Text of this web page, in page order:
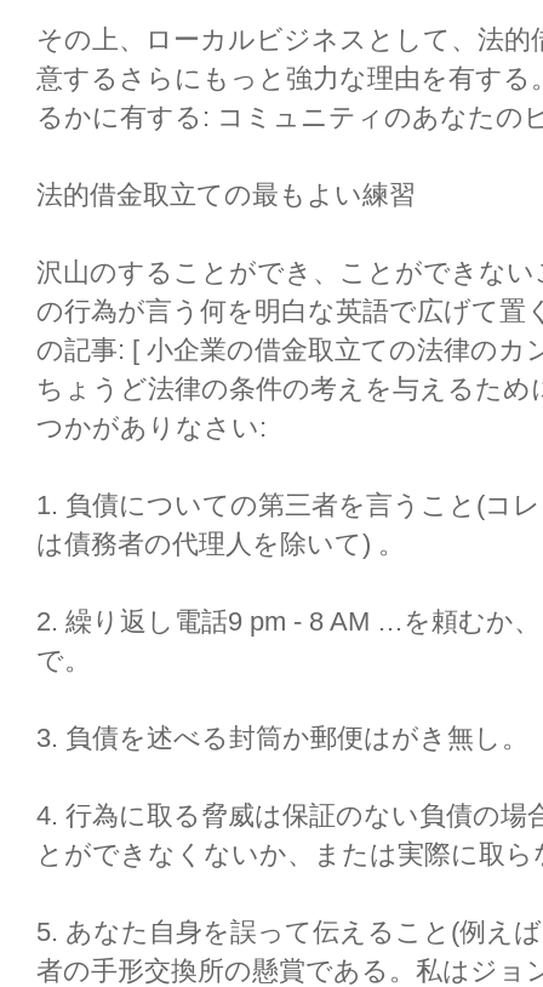
その上、ローカルビジネスとして、法
意するさらにもっと強力な理由を有す
るかに有する: コミュニティのあなたの
法的借金取立ての最もよい練習
沢山のすることができ、ことができな
の行為が言う何を明白な英語で広げて置
の記事: [ 小企業の借金取立ての法律の
ちょうど法律の条件の考えを与えるた
つかがありなさい:
1. 負債についての第三者を言うこと(コ
は債務者の代理人を除いて) 。
2. 繰り返し電話9 pm - 8 AM …を頼むか
で。
3. 負債を述べる封筒か郵便はがき無し。
4. 行為に取る脅威は保証のない負債の
とができなくないか、または実際に取ら
5. あなた自身を誤って伝えること(例え
者の手形交換所の懸賞である。私はジョ